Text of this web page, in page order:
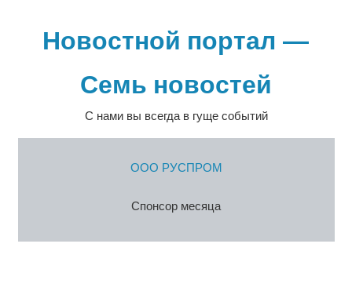
содержимомуНовостной портал —
Семь новостей
С нами вы всегда в гуще событий
ООО РУСПРОМ
Спонсор месяца